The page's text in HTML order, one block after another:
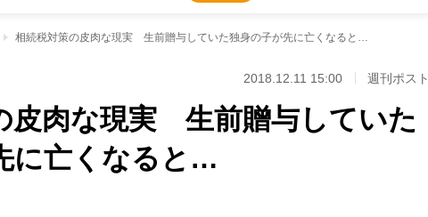
相続税対策の皮肉な現実 生前贈与していた独身の子が先に亡くなると…
2018.12.11 15:00 週刊ポスト
皮肉な現実 生前贈与していた
に亡くなると…